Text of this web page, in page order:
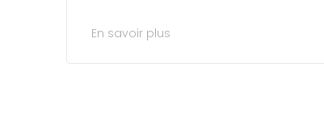
En savoir plus